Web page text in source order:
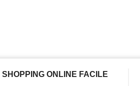
SHOPPING ONLINE FACILE